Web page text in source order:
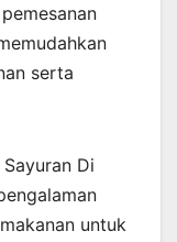
serta
Di
untuk